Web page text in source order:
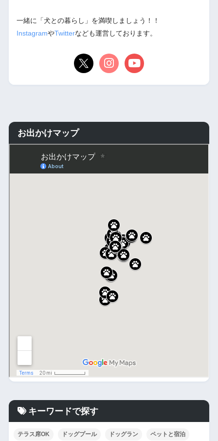
一緒に「犬との暮らし」を満喫しましょう！！
InstagramやTwitterなども運営しております。
お出かけマップ
キーワードで探す
テラス席OK ドッグプール ドッグラン ペットと宿泊